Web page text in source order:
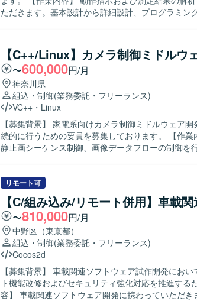
ただきます。基本設計から詳細設計、プログラミン
し、チーム内で積極的にコミュニケーションが取れる方が望まし
力】 小型測定機という専門性の高いプロダクトの
器開発の知見を深めていただけます。上流工程から
ニアとしてのスキルアップが期待できます。 【開発環境】 C言語を用いた自動計測機器向けソ
フトウェア開発環境になります。
【C++/Linux】カメラ制御ミドルウ
〜600,000円/月
神奈川県
組込・制御(業務委託・フリーランス)
VC++ ・ Linux
【募集背景】 家電系向けカメラ制御ミドルウェア
続的に行うための要員を募集しております。 【作業内容】 カメラ制御全体の管理、動画および
静止画シーケンス制御、画像データフローの制御を
フトに対して機能追加や修正を行っていただきます
結合テスト、総合テストまで一貫してご対応いただきます。 【求める人物像】 能
進めることができ、長期的に継続して取り組んでい
術的なコミュニケーションが円滑に行え、仕様書を
【ポジションの魅力】 カメラ制御におけるコアとな
イメージャーやレンズ制御など複数の機能と連携し
とができます。長期的なプロジェクトの中で、組込
知見を深めていただけます。 【開発環境】 OSはLinux環境となり、組込C++を用いたカメラ制
御ミドルウェアの開発を行います。
リモート可
【C/組み込み/リモート併用】車載
〜810,000円/月
中野区（東京都）
組込・制御(業務委託・フリーランス)
Cocos2d
【募集背景】 車載関連ソフトウェア試作開発にお
ト機能改修およびセキュリティ強化対応を推進するため
容】 車載関連ソフトウェア開発に携わっていただ